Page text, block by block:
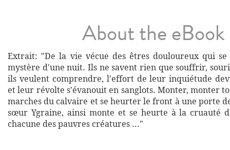
About the eBook
Extrait: "De la vie vécue des êtres douloureux qui
mystère d'une nuit. Ils ne savent rien que souffrir,
ils veulent comprendre, l'effort de leur inquiétude
et leur révolte s'évanouit en sanglots. Monter, monter
marches du calvaire et se heurter le front à une porte
sœur Ygraine, ainsi monte et se heurte à la cruauté
chacune des pauvres créatures ..."